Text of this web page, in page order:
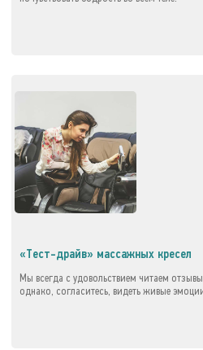
«Тест-драйв» массажных кресел
Мы всегда с удовольствием читаем
однако, согласитесь, видеть живые